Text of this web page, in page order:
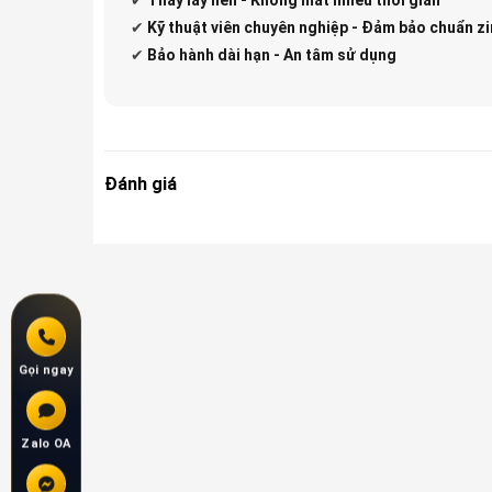
✔ Kỹ thuật viên chuyên nghiệp - Đảm bảo chuẩn
✔ Bảo hành dài hạn - An tâm sử dụng
Đánh giá
Gọi ngay
Zalo OA